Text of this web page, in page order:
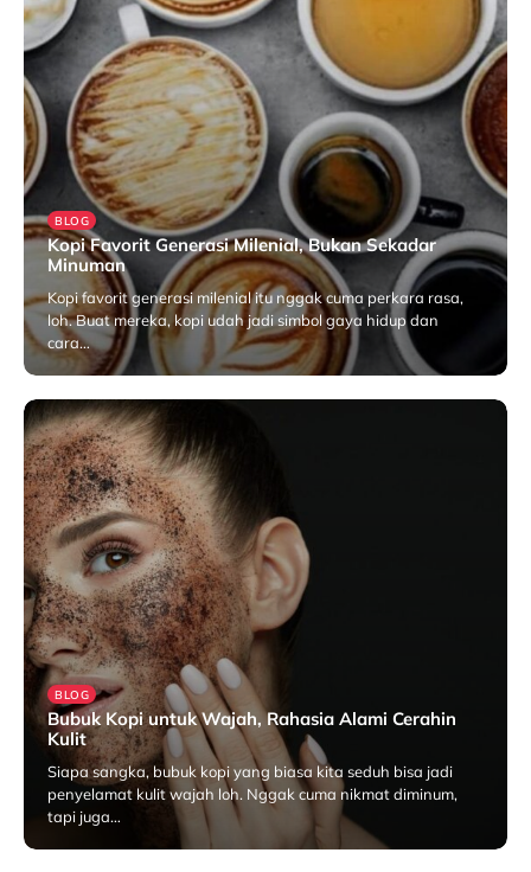
BLOG
Kopi Favorit Generasi Milenial, Bukan Sekadar
Minuman
Kopi favorit generasi milenial itu nggak cuma perkara rasa,
loh. Buat mereka, kopi udah jadi simbol gaya hidup dan
cara…
April 24, 2025
BLOG
Bubuk Kopi untuk Wajah, Rahasia Alami Cerahin
Kulit
Siapa sangka, bubuk kopi yang biasa kita seduh bisa jadi
penyelamat kulit wajah loh. Nggak cuma nikmat diminum,
tapi juga…
April 17, 2025